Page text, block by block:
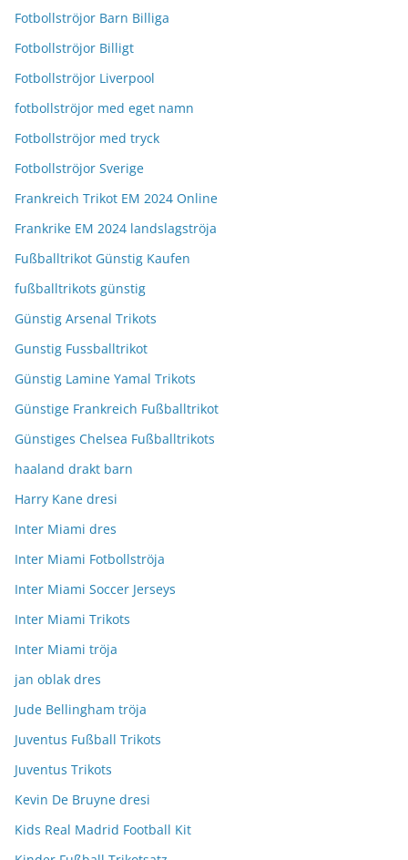
Fotbollströjor Barn Billiga
Fotbollströjor Billigt
Fotbollströjor Liverpool
fotbollströjor med eget namn
Fotbollströjor med tryck
Fotbollströjor Sverige
Frankreich Trikot EM 2024 Online
Frankrike EM 2024 landslagströja
Fußballtrikot Günstig Kaufen
fußballtrikots günstig
Günstig Arsenal Trikots
Gunstig Fussballtrikot
Günstig Lamine Yamal Trikots
Günstige Frankreich Fußballtrikot
Günstiges Chelsea Fußballtrikots
haaland drakt barn
Harry Kane dresi
Inter Miami dres
Inter Miami Fotbollströja
Inter Miami Soccer Jerseys
Inter Miami Trikots
Inter Miami tröja
jan oblak dres
Jude Bellingham tröja
Juventus Fußball Trikots
Juventus Trikots
Kevin De Bruyne dresi
Kids Real Madrid Football Kit